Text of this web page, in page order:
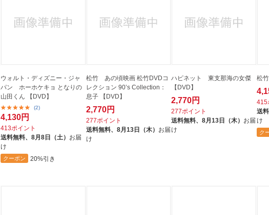
ウォルト・ディズニー・ジャ
パン ホーホケキョ となりの
山田くん 【DVD】
(2)
4,130円
413ポイント
送料無料、8月8日（土） お届
け
クーポン 20%引き
松竹 あの頃映画 松竹DVDコ
レクション 90’s Collection：
息子 【DVD】
2,770円
277ポイント
送料無料、 8月13日（木） お届
け
ハピネット 東支那海の女傑
【DVD】
2,770円
277ポイント
送料無料、8月13日（木） お届
け
松
415
送料
け
ク